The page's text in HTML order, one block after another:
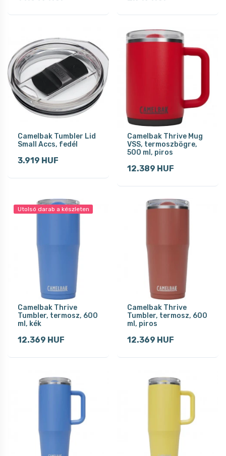
Camelbak Tumbler Lid
Small Accs, fedél
3.919 HUF
Camelbak Thrive Mug
VSS, termoszbögre,
500 ml, piros
12.389 HUF
Utolsó darab a készleten
Camelbak Thrive
Tumbler, termosz, 600
ml, kék
12.369 HUF
Camelbak Thrive
Tumbler, termosz, 600
ml, piros
12.369 HUF